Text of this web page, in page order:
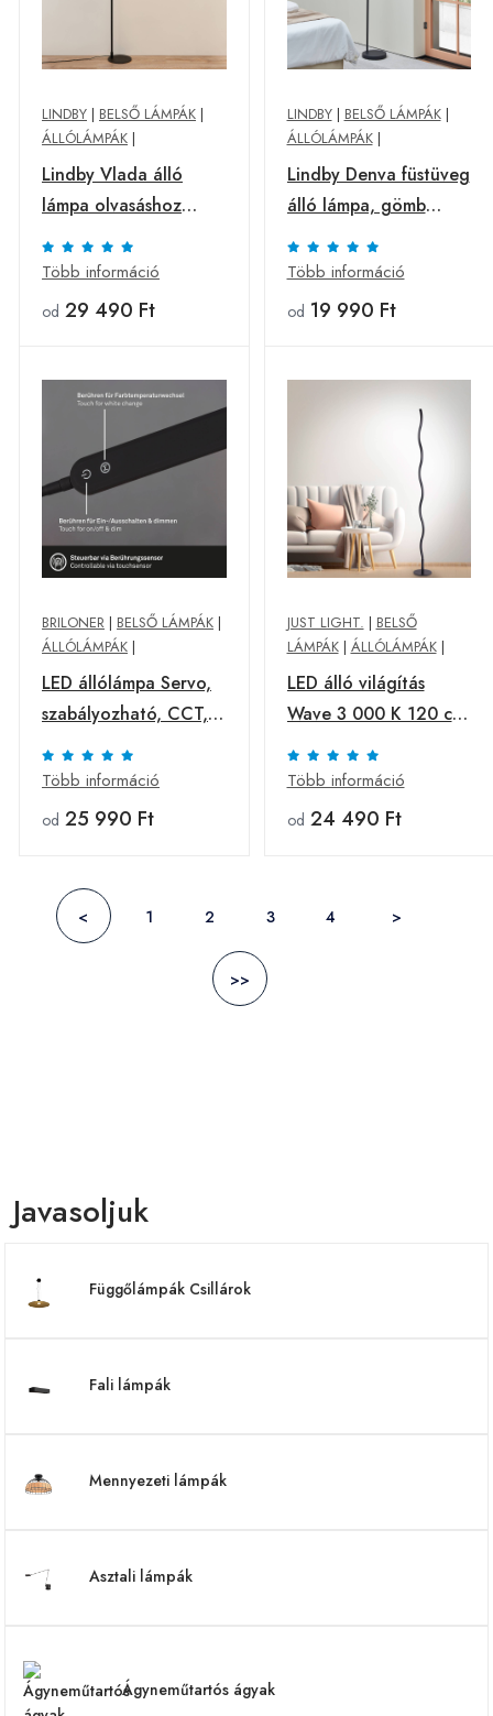
LINDBY | BELSŐ LÁMPÁK |
ÁLLÓLÁMPÁK |
Lindby Vlada álló
lámpa olvasáshoz
sárgaréz fekete
Több információ
od 29 490 Ft
LINDBY| BELSŐ LÁMPÁK|
ÁLLÓLÁMPÁK|
Lindby Denva füstüveg
álló lámpa, gömb
szürke
Több információ
od 19 990 Ft
BRILONER | BELSŐ LÁMPÁK |
ÁLLÓLÁMPÁK |
LED állólámpa Servo,
szabályozható, CCT,
fekete
Több információ
od 25 990 Ft
JUST LIGHT. | BELSŐ
LÁMPÁK| ÁLLÓLÁMPÁK|
LED álló világítás
Wave 3 000 K 120 cm
fekete
Több információ
od 24 490 Ft
< 1 2 3 4 >
>>
Javasoljuk
Függőlámpák Csillárok
Fali lámpák
Mennyezeti lámpák
Asztali lámpák
Ágyneműtartós ágyak